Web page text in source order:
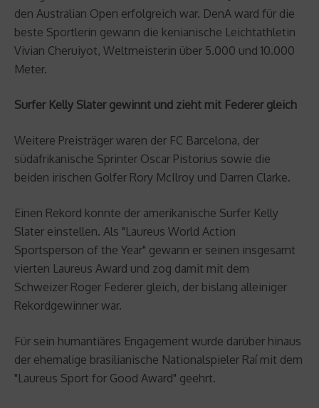
den Australian Open erfolgreich war. DenA ward für die
beste Sportlerin gewann die kenianische Leichtathletin
Vivian Cheruiyot, Weltmeisterin über 5.000 und 10.000
Meter.
Surfer Kelly Slater gewinnt und zieht mit Federer gleich
Weitere Preisträger waren der FC Barcelona, der
südafrikanische Sprinter Oscar Pistorius sowie die
beiden irischen Golfer Rory McIlroy und Darren Clarke.
Einen Rekord konnte der amerikanische Surfer Kelly
Slater einstellen. Als "Laureus World Action
Sportsperson of the Year" gewann er seinen insgesamt
vierten Laureus Award und zog damit mit dem
Schweizer Roger Federer gleich, der bislang alleiniger
Rekordgewinner war.
Für sein humantiäres Engagement wurde darüber hinaus
der ehemalige brasilianische Nationalspieler Raí mit dem
"Laureus Sport for Good Award" geehrt.